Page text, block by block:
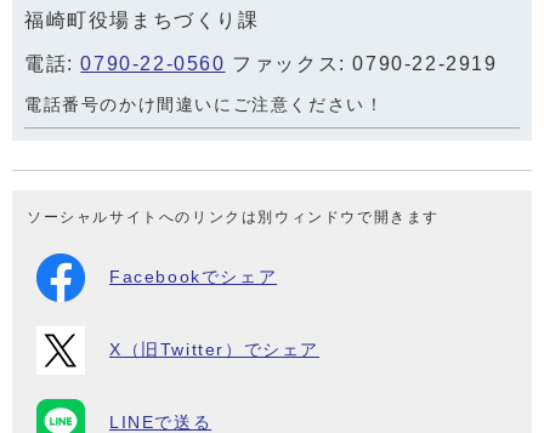
福崎町役場まちづくり課
電話:0790-22-0560 ファックス: 0790-22-2919
電話番号のかけ間違いにご注意ください！
ソーシャルサイトへのリンクは別ウィンドウで開きます
Facebookでシェア
X（旧Twitter）でシェア
LINEで送る